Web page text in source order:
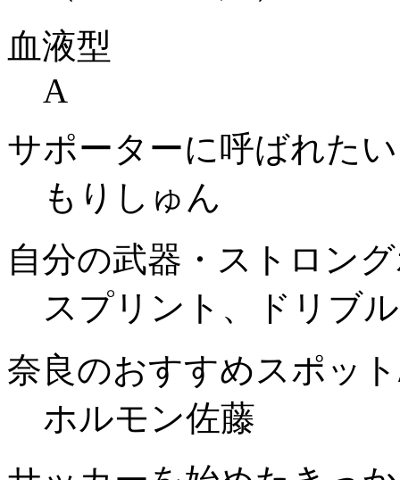
血液型
A
サポーターに呼ばれた
もりしゅん
自分の武器・ストロン
スプリント、ドリブル
奈良のおすすめスポッ
ホルモン佐藤